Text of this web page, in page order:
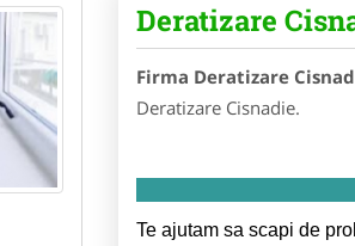
Deratizare
Firma Deratizare
Deratizare Cisnadie.
Te ajutam sa scapi de